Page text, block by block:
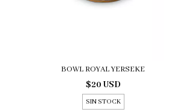
BOWL ROYAL YERSEKE
$20 USD
SIN STOCK